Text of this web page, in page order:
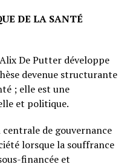
DE LA SANTÉ
De Putter développe
devenue structurante
; elle est une
et politique.
de gouvernance
lorsque la souffrance
financée et